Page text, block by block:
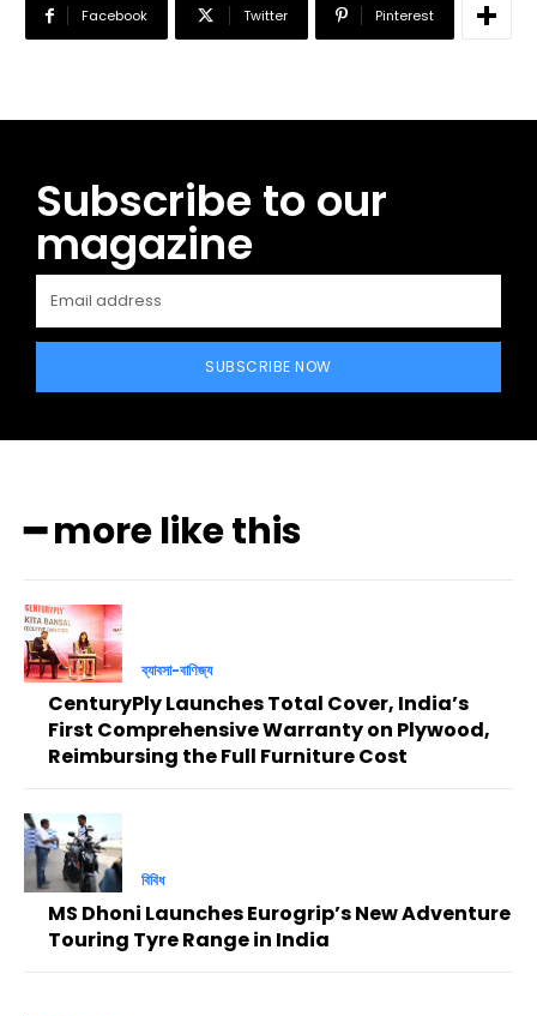
Facebook Twitter Pinterest
Subscribe to our
magazine
SUBSCRIBE NOW
━ more like this
ব্যাবসা-বাণিজ্য
CenturyPly Launches Total Cover, India’s
First Comprehensive Warranty on Plywood,
Reimbursing the Full Furniture Cost
বিবিধ
MS Dhoni Launches Eurogrip’s New Adventure
Touring Tyre Range in India